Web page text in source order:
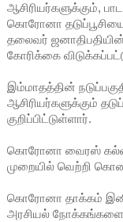
ஆசிரியர்களுக்கும்,
கொரோனா
தலைவர்
கோரிக்கை
இம்மாதத்தின்
ஆசிரியர்களுக்கும்
குறிப்பிட்டுள்ளார்.
கொரோனா வைரஸ்
முறையில் வெற்றி
கொரோனா தாக்கம்
அரசியல்